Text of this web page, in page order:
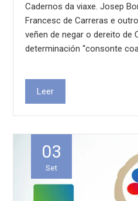
Cadernos da viaxe. Josep
Francesc de Carreras e
veñen de negar o dereito de
determinación “consonte coa
Leer
03
Set